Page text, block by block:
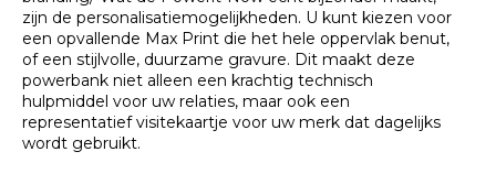
zijn de personalisatiemogelijkheden. U kunt kiezen voor
een opvallende Max Print die het hele oppervlak benut,
of een stijlvolle, duurzame gravure. Dit maakt deze
powerbank niet alleen een krachtig technisch
hulpmiddel voor uw relaties, maar ook een
representatief visitekaartje voor uw merk dat dagelijks
wordt gebruikt. ​